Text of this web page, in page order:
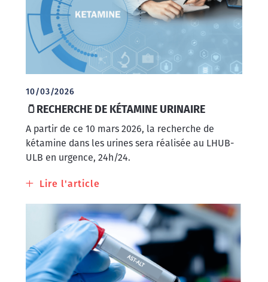
10/03/2026
🫙RECHERCHE DE KÉTAMINE URINAIRE
A partir de ce 10 mars 2026, la recherche de
kétamine dans les urines sera réalisée au LHUB-
ULB en urgence, 24h/24.
Lire l'article
de
🫙
Recherche
de
Kétamine